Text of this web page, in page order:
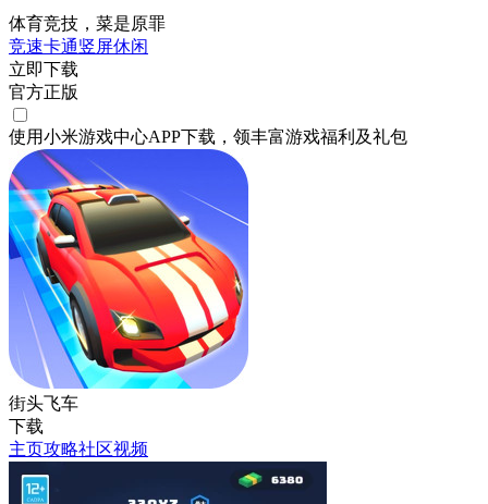
体育竞技，菜是原罪
竞速卡通竖屏休闲
立即下载
官方正版
使用小米游戏中心APP下载 ，领丰富游戏福利 及礼包
街头飞车
下载
主页攻略社区视频